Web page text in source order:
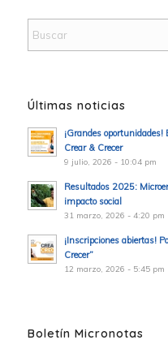
Últimas noticias
¡Grandes oportunidades!
Crear & Crecer
9 julio, 2026 - 10:04 pm
Resultados 2025:
impacto social
31 marzo, 2026 - 4:20 pm
¡Inscripciones abiertas!
Crecer”
12 marzo, 2026 - 5:45 pm
Boletín Micronotas